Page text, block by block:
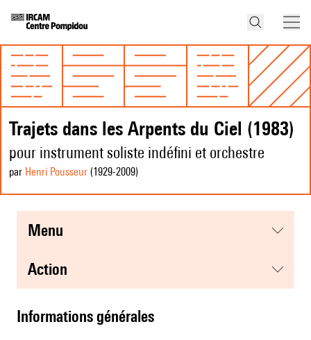
Trajets dans les Arpents du Ciel (1983)
pour instrument soliste indéfini et orchestre
par Henri Pousseur (1929-2009)
menu
action
informations générales